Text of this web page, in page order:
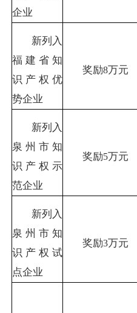
企业
新列入
福建省知
识产权优
势企业
奖励8万元
新列入
泉州市知
识产权示
范企业
奖励5万元
新列入
泉州市知
识产权试
点企业
奖励3万元